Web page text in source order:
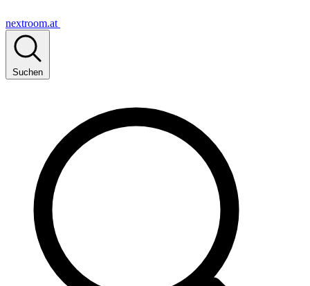
nextroom.at
Suchen